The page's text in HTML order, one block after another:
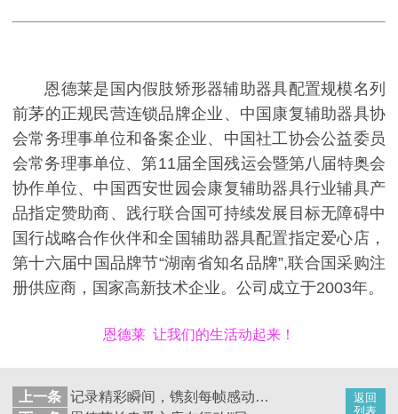
恩德莱是国内假肢矫形器辅助器具配置规模名列
前茅的正规民营连锁品牌企业、中国康复辅助器具协
会常务理事单位和备案企业、中国社工协会公益委员
会常务理事单位、第11届全国残运会暨第八届特奥会
协作单位、中国西安世园会康复辅助器具行业辅具产
品指定赞助商、践行联合国可持续发展目标无障碍中
国行战略合作伙伴和全国辅助器具配置指定爱心店，
第十六届中国品牌节“湖南省知名品牌”,联合国采购注
册供应商，国家高新技术企业。公司成立于2003年。
恩德莱 让我们的生活动起来！
返回
列表
上一条
记录精彩瞬间，镌刻每帧感动！恩德莱石家庄公司为员工庆生！